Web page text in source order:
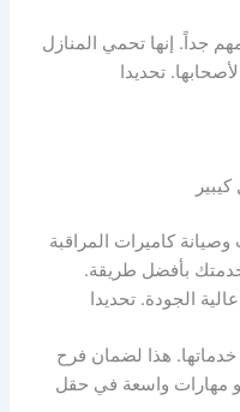
جداً. إنها تحمي المنازل
تحديدا
كاميرات المراقبة
بأفضل طريقة.
الجودة. تحديدا
هذا لضمان فرح
ذو مهارات واسعة في حقل